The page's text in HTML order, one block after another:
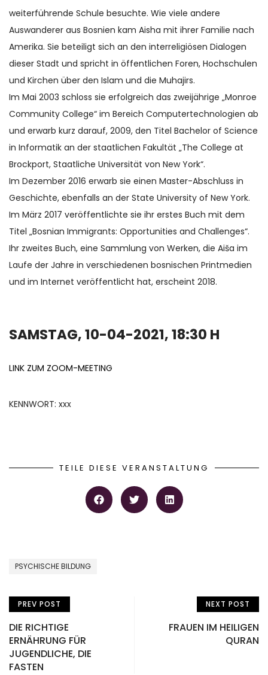
weiterführende Schule besuchte. Wie viele andere
Auswanderer aus Bosnien kam Aisha mit ihrer Familie nach
Amerika. Sie beteiligt sich an den interreligiösen Dialogen
dieser Stadt und spricht in öffentlichen Foren, Hochschulen
und Kirchen über den Islam und die Muhajirs.
Im Mai 2003 schloss sie erfolgreich das zweijährige „Monroe
Community College“ im Bereich Computertechnologien ab
und erwarb kurz darauf, 2009, den Titel Bachelor of Science
in Informatik an der staatlichen Fakultät „The College at
Brockport, Staatliche Universität von New York“.
Im Dezember 2016 erwarb sie einen Master-Abschluss in
Geschichte, ebenfalls an der State University of New York.
Im März 2017 veröffentlichte sie ihr erstes Buch mit dem
Titel „Bosnian Immigrants: Opportunities and Challenges“.
Ihr zweites Buch, eine Sammlung von Werken, die Aiša im
Laufe der Jahre in verschiedenen bosnischen Printmedien
und im Internet veröffentlicht hat, erscheint 2018.
SAMSTAG, 10-04-2021, 18:30 H
LINK ZUM ZOOM-MEETING
KENNWORT: xxx
TEILE DIESE VERANSTALTUNG
PSYCHISCHE BILDUNG
PREV POST
DIE RICHTIGE
ERNÄHRUNG FÜR
JUGENDLICHE, DIE
FASTEN
NEXT POST
FRAUEN IM HEILIGEN
QURAN